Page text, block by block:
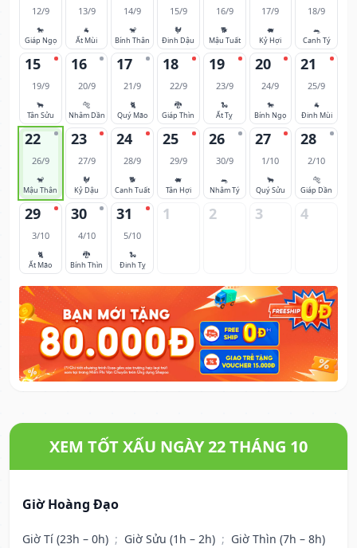
12/9
🐎
Giáp Ngọ
13/9
🐐
Ất Mùi
14/9
🐒
Bính Thân
15/9
🐓
Đinh Dậu
16/9
🐕
Mậu Tuất
17/9
🐖
Kỷ Hợi
18/9
🐀
Canh Tý
15
19/9
🐂
Tân Sửu
16
20/9
🐅
Nhâm Dần
17
21/9
🐈
Quý Mão
18
22/9
🐉
Giáp Thìn
19
23/9
🐍
Ất Tỵ
20
24/9
🐎
Bính Ngọ
21
25/9
🐐
Đinh Mùi
22
26/9
🐒
Mậu Thân
23
27/9
🐓
Kỷ Dậu
24
28/9
🐕
Canh Tuất
25
29/9
🐖
Tân Hợi
26
30/9
🐀
Nhâm Tý
27
1/10
🐂
Quý Sửu
28
2/10
🐅
Giáp Dần
29
3/10
🐈
Ất Mão
30
4/10
🐉
Bính Thìn
31
5/10
🐍
Đinh Tỵ
1 2 3 4
XEM TỐT XẤU NGÀY 22 THÁNG 10
Giờ Hoàng Đạo
Giờ Tí (23h – 0h) ; Giờ Sửu (1h – 2h) ; Giờ Thìn (7h – 8h)